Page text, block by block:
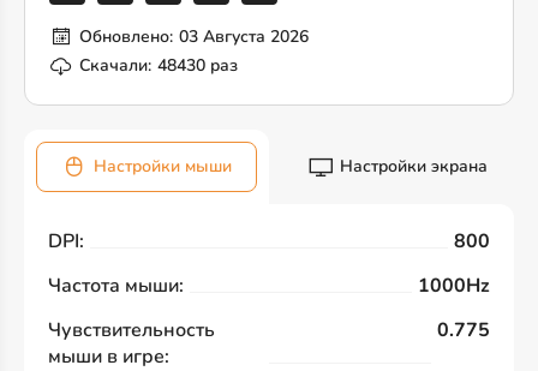
Обновлено: 03 Августа 2026
Скачали: 48430 раз
Настройки мыши Настройки экрана
DPI:
800
Частота мыши:
1000Hz
Чувствительность
мыши в игре:
0.775